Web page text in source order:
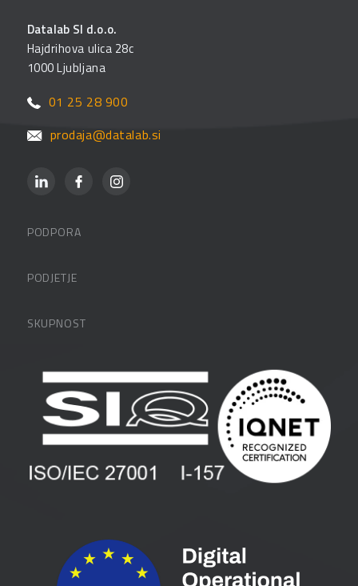
Datalab SI d.o.o.
Hajdrihova ulica 28c
1000 Ljubljana
01 25 28 900
prodaja@datalab.si
PODPORA
FAQ – pogosta vprašanja
PODJETJE
Zaposlitev
Vlagatelji
Pogoji in pogodbe
SKUPNOST
Blog
Spletni seminarji